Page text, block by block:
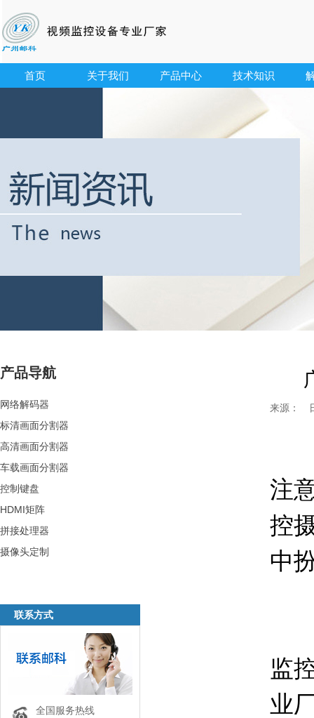
首页 关于我们 产品中心 技术知识
产品导航
网络解码器
标清画面分割器
高清画面分割器
车载画面分割器
控制键盘
HDMI矩阵
拼接处理器
摄像头定制
联系方式
全国服务热线
来源：
注
控
中
监
业